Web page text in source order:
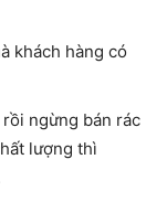
khách hàng có
rồi ngừng bán rác
lượng thì